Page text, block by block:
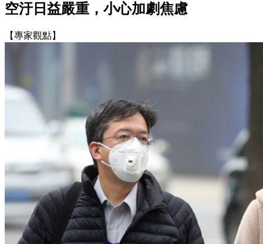
空汙日益嚴重，小心加劇焦慮
【專家觀點】